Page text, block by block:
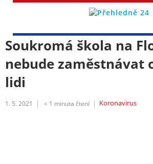
Soukromá škola na
nebude zaměstnávat
lidi
1. 5. 2021 < 1 minuta čtení Koronavirus